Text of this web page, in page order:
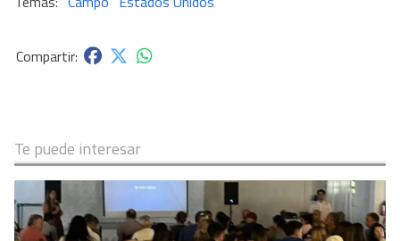
Te puede interesar